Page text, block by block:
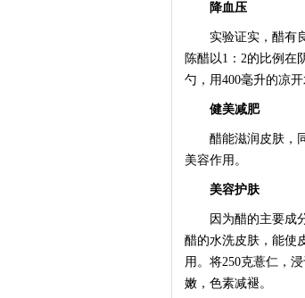
降血压
实验证实，醋有良
陈醋以1：2的比例在
勺，用400毫升的凉
健美减肥
醋能滋润皮肤，同
美容作用。
美容护肤
因为醋的主要成分
醋的水洗皮肤，能使
用。将250克薏仁，
嫩，色素减褪。